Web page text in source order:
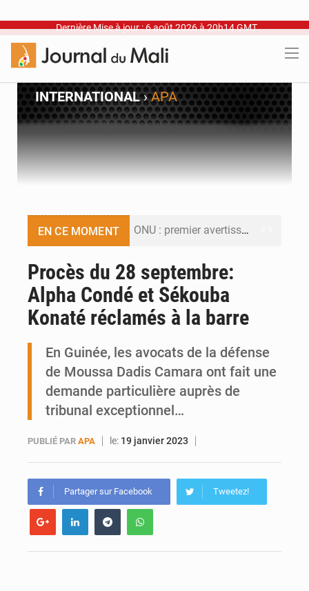
Dernière Mise à jour : 6 août 2026 à 20h14 GMT
INTERNATIONAL›APA
EN CE MOMENT ONU : premier avertissement pour Macky Sall
Riz local : 26 030 tonnes pour amortir la soudure
Enclavement : Les fragiles routes du Mali vers la mer
Procès du 28 septembre:
Alpha Condé et Sékouba
Konaté réclamés à la barre
En Guinée, les avocats de la défense
de Moussa Dadis Camara ont fait une
demande particulière auprès de
tribunal exceptionnel…
PUBLIÉ PAR APA le: 19 janvier 2023
Partager sur Facebook Tweetez!